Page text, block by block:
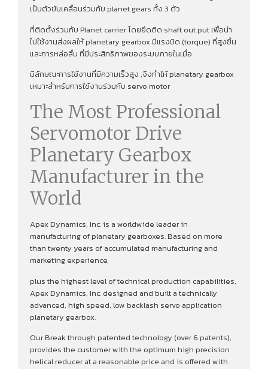
เป็นตัวขับเคลื่อนร่วมกับ planet gears ทั้ง 3 ตัว
ที่ติดตั้งร่วมกับ Planet carrier โดยยึดติด shaft out put เพื่อนํา
ไปใช้งานส่งผลให้ planetary gearbox มีแรงบิด (torque) ที่สูงขึ้น
และการหล่อลื่น ที่มีประสิทธิภาพของระบบภายในเมื่อ
มีลักษณะการใช้งานที่มีความเร็วสูง ,จึงทําให้ planetary gearbox
เหมาะสำหรับการใช้งานร่วมกับ servo motor
The Most Professional
Servomotor Drive
Planetary Gearbox
Manufacturer in the
World
Apex Dynamics, Inc. is a worldwide leader in
manufacturing of planetary gearboxes. Based on more
than twenty years of accumulated manufacturing and
marketing experience,
plus the highest level of technical production capabilities,
Apex Dynamics, Inc. designed and built a technically
advanced, high speed, low backlash servo application
planetary gearbox.
Our Break through patented technology (over 6 patents),
provides the customer with the optimum high precision
helical reducer at a reasonable price and is offered with